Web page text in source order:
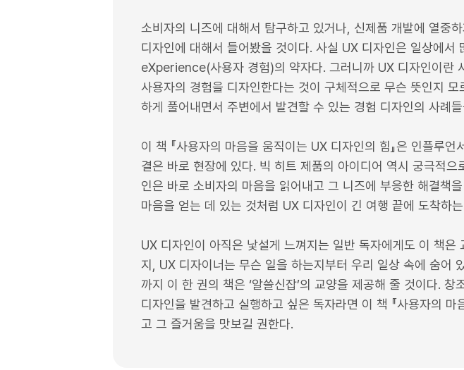
소비자의 니즈에 대해서 탐구하고 있거나, 신제품 개발에 열중
디자인에 대해서 들어봤을 것이다. 사실 UX 디자인은 일상에
eXperience(사용자 경험)의 약자다. 그러니까 UX 디자인이란
사용자의 경험을 디자인한다는 것이 구체적으로 무슨 뜻인지
하게 풀어내면서 주변에서 발견할 수 있는 경험 디자인의 사례
이 책 『사용자의 마음을 움직이는 UX 디자인의 힘』은 인플루
결은 바로 현장에 있다. 빅 히트 제품의 아이디어 역시 궁극적
인은 바로 소비자의 마음을 읽어내고 그 니즈에 부응한 해결책
마음을 얻는 데 있는 것처럼 UX 디자인이 긴 여행 끝에 도착하
UX 디자인이 아직은 낯설게 느껴지는 일반 독자에게도 이 책
지, UX 디자이너는 무슨 일을 하는지부터 우리 일상 속에 숨어
까지 이 한 권의 책은 ‘알쓸신잡’의 교양을 제공해 줄 것이다.
디자인을 발견하고 실행하고 싶은 독자라면 이 책 『사용자의
고 그 즐거움을 맛보길 권한다.